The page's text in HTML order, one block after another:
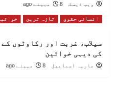
ویب ڈیسک 8 مہینے ago
انسانی حقوق تازہ ترین
سیلاب، غربت اور رکاوٹوں
کی دیہی خواتین
ماریہ اسماعیل 8 مہینے ago